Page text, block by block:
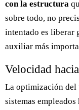
con la estructura
sobre todo, no
intentado es liberar
auxiliar más
Velocidad
La optimización del
sistemas